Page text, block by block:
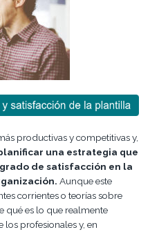
productivas y competitivas y,
una estrategia que
de satisfacción en la
Aunque este
corrientes o teorías sobre
qué es lo que realmente
profesionales y, en